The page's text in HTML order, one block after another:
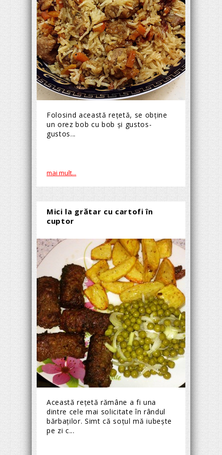
Folosind această reţetă, se obţine
un orez bob cu bob şi gustos-
gustos...
mai mult...
Mici la grătar cu cartofi în
cuptor
Această rețetă rămâne a fi una
dintre cele mai solicitate în rândul
bărbaților. Simt că soțul mă iubește
pe zi c...